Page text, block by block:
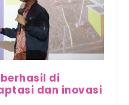
di
dan inovasi